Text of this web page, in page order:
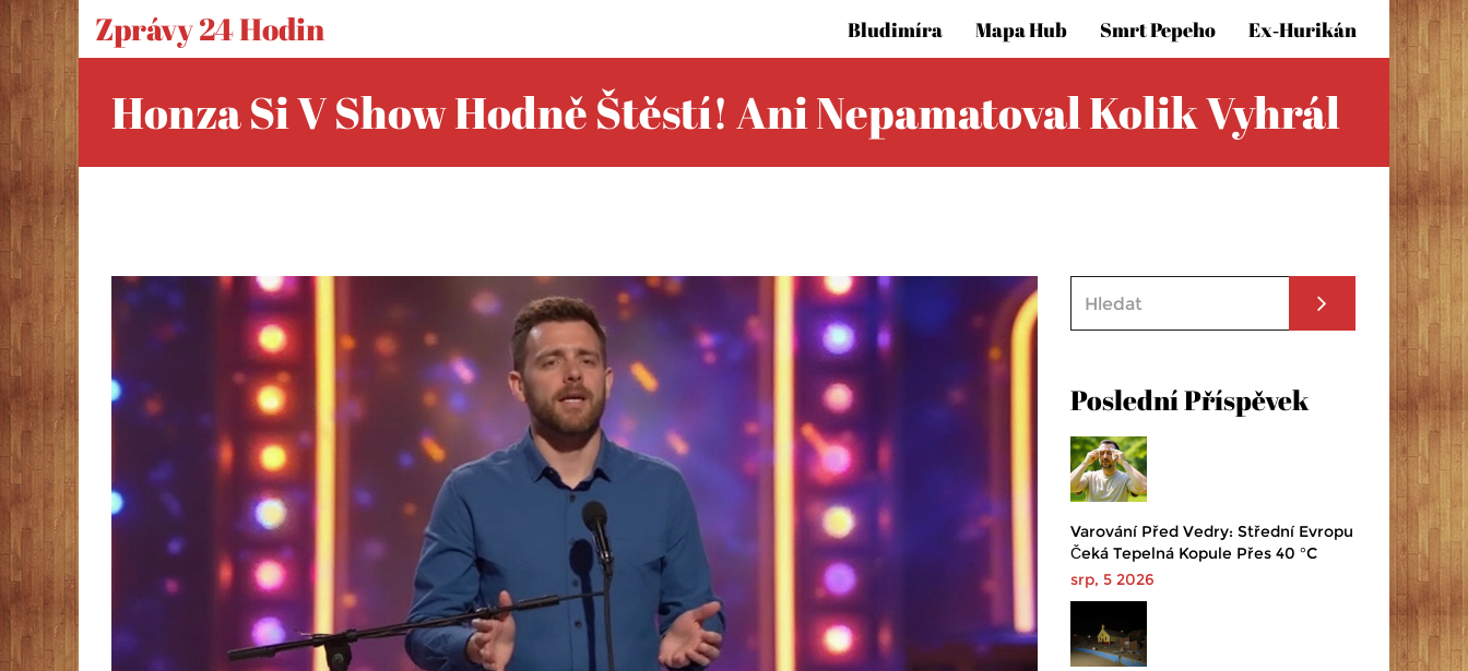
Zprávy 24 Hodin Bludimíra Mapa Hub Smrt Pepeho Ex‑hurikán
Honza Si V Show Hodně Štěstí! Ani Nepamatoval Kolik Vyhrál
Poslední Příspěvek
Varování Před Vedry: Střední Evropu
Čeká Tepelná Kopule Přes 40 °C
srp, 5 2026